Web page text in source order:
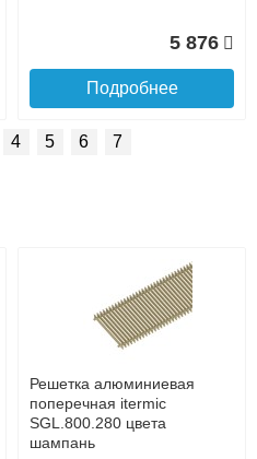
до подъезда
5 876
Подробнее
Решетка алюминиевая
поперечная itermic
SGL.900.160 цвета
шампань
Подробнее
4 5 6 7
Решетка алюминиевая
поперечная itermic
SGL.800.280 цвета
шампань